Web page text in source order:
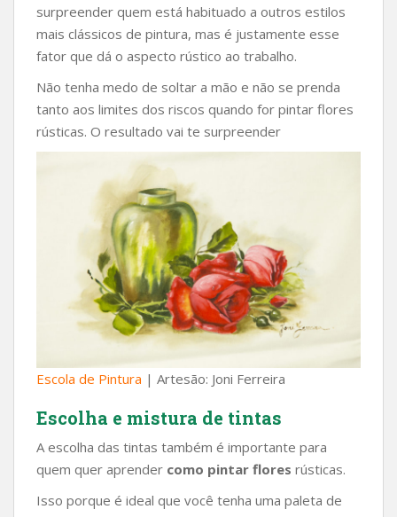
surpreender quem está habituado a outros estilos
mais clássicos de pintura, mas é justamente esse
fator que dá o aspecto rústico ao trabalho.
Não tenha medo de soltar a mão e não se prenda
tanto aos limites dos riscos quando for pintar flores
rústicas. O resultado vai te surpreender
Escola de Pintura | Artesão: Joni Ferreira
Escolha e mistura de tintas
A escolha das tintas também é importante para
quem quer aprender como pintar flores rústicas.
Isso porque é ideal que você tenha uma paleta de